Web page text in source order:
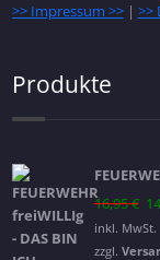
>> Impressum >>| >>
Produkte
16,95€
inkl. MwSt.
zzgl.